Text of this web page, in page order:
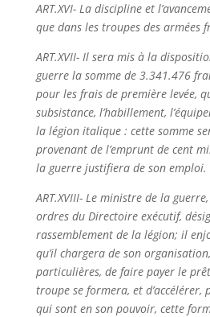
ART.XVI- La discipline et
que dans les troupes des armées
ART.XVII- Il sera mis à la
guerre la somme de 3.341.476
pour les frais de première levée,
subsistance, l’habillement,
la légion italique : cette somme
provenant de l’emprunt de cent
la guerre justifiera de son emploi.
ART.XVIII- Le ministre de la
ordres du Directoire exécutif,
rassemblement de la légion; il
qu’il chargera de son
particulières, de faire payer le
troupe se formera, et d’accélérer,
qui sont en son pouvoir, cette